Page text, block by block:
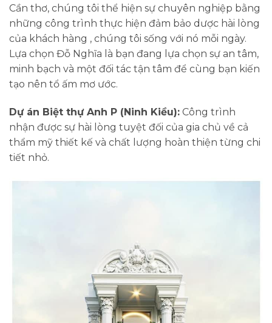
Cần thơ, chúng tôi thể hiện sự chuyên nghiệp bằng
những công trình thực hiện đảm bảo dược hài lòng
của khách hàng , chúng tôi sống với nó mỗi ngày.
Lựa chọn Đỗ Nghĩa là bạn đang lựa chọn sự an tâm,
minh bạch và một đối tác tận tâm để cùng bạn kiến
tạo nên tổ ấm mơ ước.
Dự án Biệt thự Anh P (Ninh Kiều): Công trình
nhận được sự hài lòng tuyệt đối của gia chủ về cả
thẩm mỹ thiết kế và chất lượng hoàn thiện từng chi
tiết nhỏ.